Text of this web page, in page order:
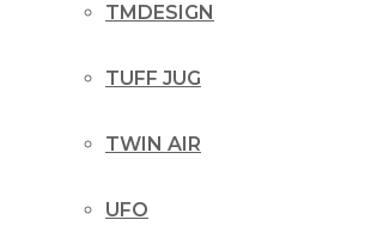
TMDESIGN
TUFF JUG
TWIN AIR
UFO